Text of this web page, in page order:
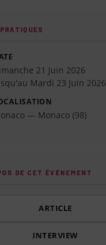
21 Juin 2026
Mardi 23 Juin 2026
— Monaco (98)
DE CET ÉVÉNEMENT
ARTICLE
INTERVIEW